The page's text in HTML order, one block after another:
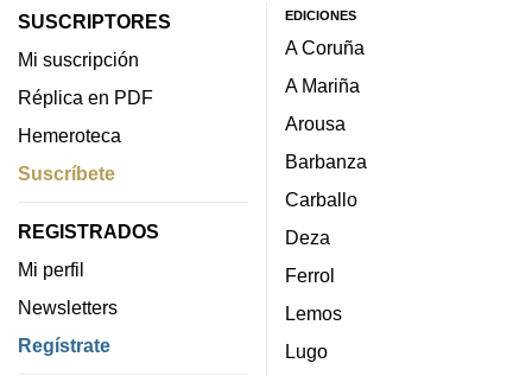
SUSCRIPTORES
Mi suscripción
Réplica en PDF
Hemeroteca
Suscríbete
REGISTRADOS
Mi perfil
Newsletters
Regístrate
EDICIONES
A Coruña
A Mariña
Arousa
Barbanza
Carballo
Deza
Ferrol
Lemos
Lugo